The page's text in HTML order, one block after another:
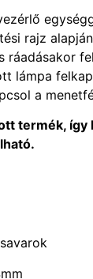
rajz
ráadásakor
lámpa
a
termék, így